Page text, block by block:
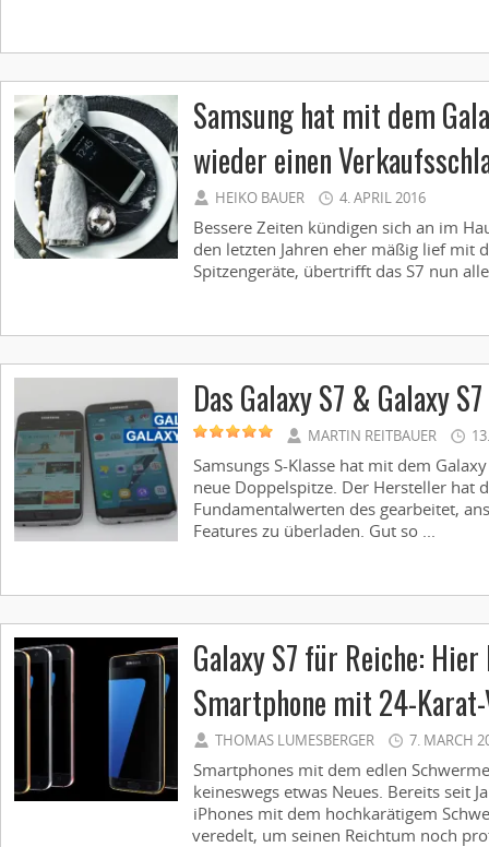
Samsung hat mit dem
wieder einen
HEIKO BAUER 4. APRIL 2016
Bessere Zeiten kündigen sich an im
den letzten Jahren eher mäßig lief mit
Spitzengeräte, übertrifft das S7 nun
Das Galaxy S7 & Galaxy
MARTIN REITBAUER
Samsungs S-Klasse hat mit dem
neue Doppelspitze. Der Hersteller hat
Fundamentalwerten des gearbeitet,
Features zu überladen. Gut so ...
Galaxy S7 für Reiche:
Smartphone mit 24-
THOMAS LUMESBERGER 7. MARCH
Smartphones mit dem edlen
keineswegs etwas Neues. Bereits seit
iPhones mit dem hochkarätigem
veredelt, um seinen Reichtum noch